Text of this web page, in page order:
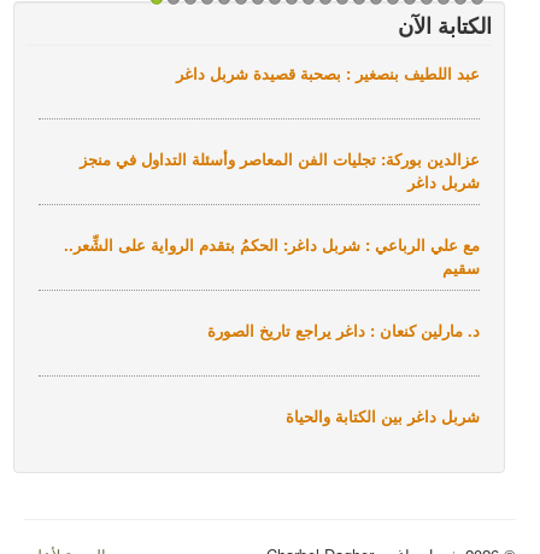
الكتابة الآن
1
6
1
7
1
8
1
9
2
0
عبد اللطيف بنصغير : بصحبة قصيدة شربل داغر
عزالدين بوركة: تجليات الفن المعاصر وأسئلة التداول في منجز
شربل داغر
مع علي الرباعي : شربل داغر: الحكمُ بتقدم الرواية على الشِّعر..
سقيم
د. مارلين كنعان : داغر يراجع تاريخ الصورة
شربل داغر بين الكتابة والحياة